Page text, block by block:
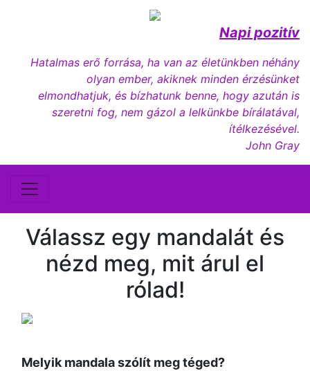
Napi pozitív
Hatalmas erő forrása, ha van az életünkben néhány
olyan ember, akiknek minden érzésünket
elmondhatjuk, és bízhatunk benne, hogy azután is
szeretni fog, nem gázol a lelkünkbe bírálatával,
ítélkezésével.
John Gray
Válassz egy mandalát és
nézd meg, mit árul el
rólad!
Melyik mandala szólít meg téged?